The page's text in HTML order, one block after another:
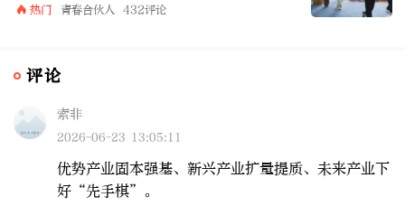
热门 青春合伙人 432评论
评论
索非
2026-06-23 13:05:11
优势产业固本强基、新兴产业扩量提质、未来产业下
好“先手棋”。